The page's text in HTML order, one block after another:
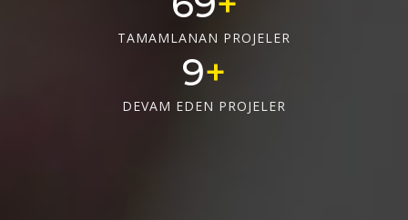
TAMAMLANAN PROJELER
9
DEVAM EDEN PROJELER